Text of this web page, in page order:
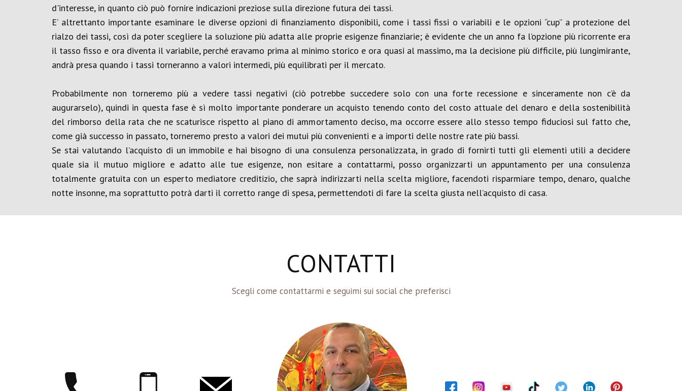
d'interesse, in quanto ciò può fornire indicazioni preziose sulla direzione futura dei tassi.
E’ altrettanto importante esaminare le diverse opzioni di finanziamento disponibili, come i tassi fissi o variabili e le opzioni “cup” a protezione del
rialzo dei tassi, così da poter scegliere la soluzione più adatta alle proprie esigenze finanziarie; è evidente che un anno fa l’opzione più ricorrente era
il tasso fisso e ora diventa il variabile, perché eravamo prima al minimo storico e ora quasi al massimo, ma la decisione più difficile, più lungimirante,
andrà presa quando i tassi torneranno a valori intermedi, più equilibrati per il mercato.
Probabilmente non torneremo più a vedere tassi negativi (ciò potrebbe succedere solo con una forte recessione e sinceramente non c’è da
augurarselo), quindi in questa fase è sì molto importante ponderare un acquisto tenendo conto del costo attuale del denaro e della sostenibilità
del rimborso della rata che ne scaturisce rispetto al piano di ammortamento deciso, ma occorre essere allo stesso tempo fiduciosi sul fatto che,
come già successo in passato, torneremo presto a valori dei mutui più convenienti e a importi delle nostre rate più bassi.
Se stai valutando l’acquisto di un immobile e hai bisogno di una consulenza personalizzata, in grado di fornirti tutti gli elementi utili a decidere
quale sia il mutuo migliore e adatto alle tue esigenze, non esitare a contattarmi, posso organizzarti un appuntamento per una consulenza
totalmente gratuita con un esperto mediatore creditizio, che saprà indirizzarti nella scelta migliore, facendoti risparmiare tempo, denaro, qualche
notte insonne, ma soprattutto potrà darti il corretto range di spesa, permettendoti di fare la scelta giusta nell’acquisto di casa.
CONTATTI
Scegli come contattarmi e seguimi sui social che preferisci